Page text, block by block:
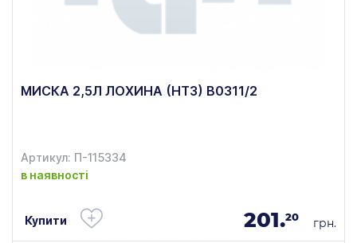
МИСКА 2,5Л ЛОХИНА (НТЗ) В0311/2
Артикул: П-115334
в наявності
Купити 201.20 грн.